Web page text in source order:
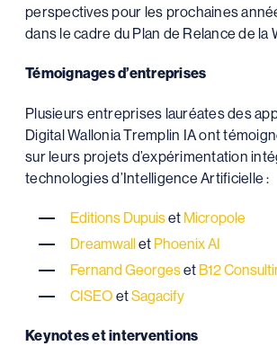
perspectives pour les prochaines
dans le cadre du Plan de Relance de la
Témoignages d’entreprises
Plusieurs entreprises lauréates des
Digital Wallonia Tremplin IA ont
sur leurs projets d’expérimentation
technologies d’Intelligence Artificielle :
Editions Dupuiset Micropole
Dreamwallet Phoenix AI
Fernand Georgeset B12
CISEO etSagacify
Keynotes et interventions